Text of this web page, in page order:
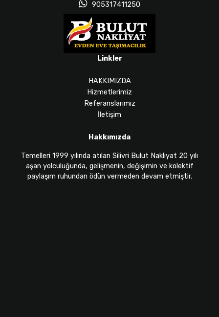
905317411250
Linkler
HAKKIMIZDA
Hizmetlerimiz
Referanslarımız
İletişim
Hakkımızda
Temelleri 1999 yılında atılan Silivri Bulut Nakliyat 20 yılı
aşan yolculuğunda, gelişmenin, değişimin ve kolektif
paylaşım ruhundan ödün vermeden devam etmiştir.